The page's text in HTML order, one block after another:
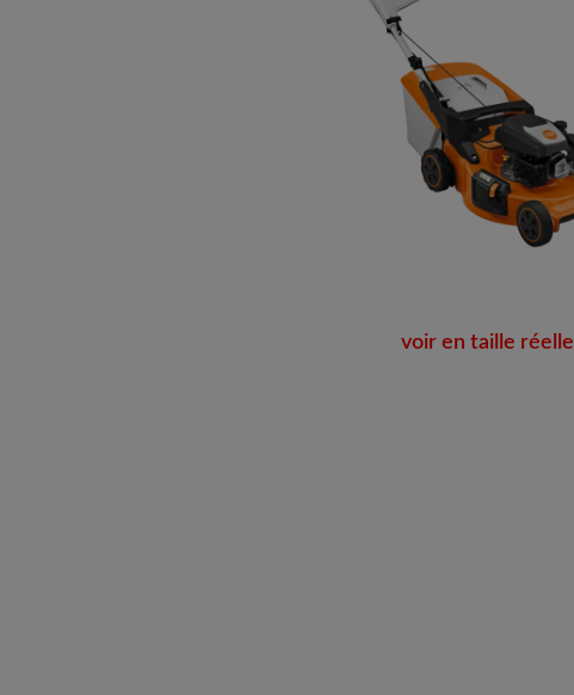
voir en taille réelle